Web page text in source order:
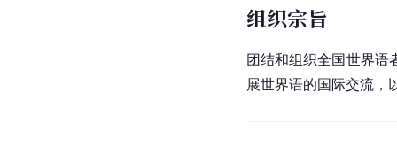
组织宗旨
团结和组织全国世界语
展世界语的国际交流，